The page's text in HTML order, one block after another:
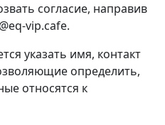
согласие, направив
vip.cafe.
указать имя, контакт
определить,
относятся к